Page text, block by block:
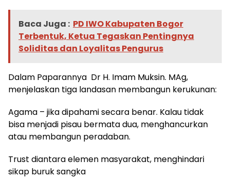
Baca Juga : PD IWO Kabupaten Bogor
Terbentuk, Ketua Tegaskan Pentingnya
Soliditas dan Loyalitas Pengurus
Dalam Paparannya Dr H. Imam Muksin. MAg,
menjelaskan tiga landasan membangun kerukunan:
Agama – jika dipahami secara benar. Kalau tidak
bisa menjadi pisau bermata dua, menghancurkan
atau membangun peradaban.
Trust diantara elemen masyarakat, menghindari
sikap buruk sangka